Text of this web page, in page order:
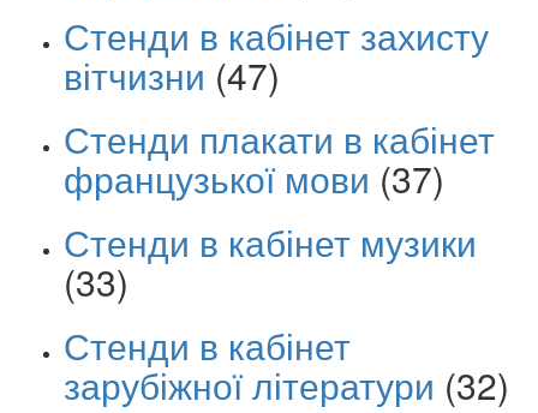
Стенди в кабінет захисту
вітчизни (47)
Стенди плакати в кабінет
французької мови (37)
Стенди в кабінет музики
(33)
Стенди в кабінет
зарубіжної літератури (32)